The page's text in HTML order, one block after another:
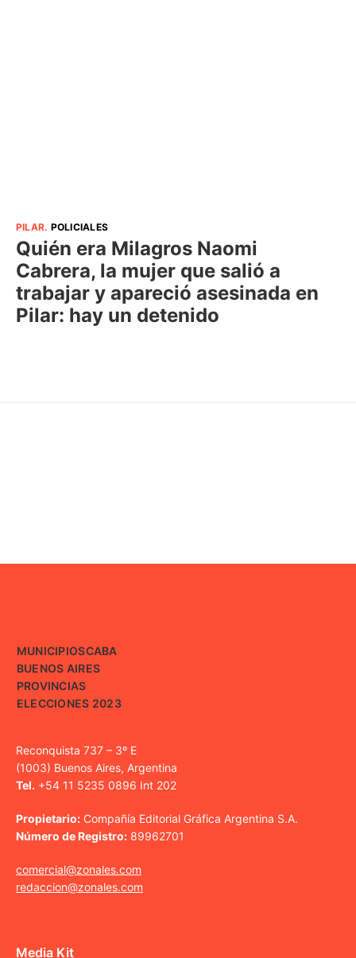
PILAR. POLICIALES
Quién era Milagros Naomi
Cabrera, la mujer que salió a
trabajar y apareció asesinada en
Pilar: hay un detenido
MUNICIPIOSCABA
BUENOS AIRES
PROVINCIAS
ELECCIONES 2023
Reconquista 737 – 3º E
(1003) Buenos Aires, Argentina
Tel. +54 11 5235 0896 Int 202
Propietario: Compañía Editorial Gráfica Argentina S.A.
Número de Registro: 89962701
comercial@zonales.com
redaccion@zonales.com
Media Kit